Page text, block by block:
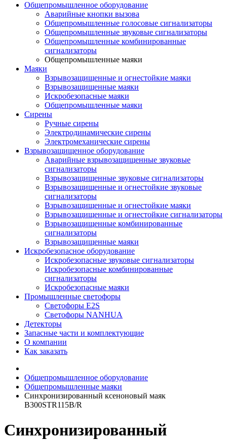
Общепромышленное оборудование
Аварийные кнопки вызова
Общепромышленные голосовые сигнализаторы
Общепромышленные звуковые сигнализаторы
Общепромышленные комбинированные
сигнализаторы
Общепромышленные маяки
Маяки
Взрывозащищенные и огнестойкие маяки
Взрывозащищенные маяки
Искробезопасные маяки
Общепромышленные маяки
Сирены
Ручные сирены
Электродинамические сирены
Электромеханические сирены
Взрывозащищенное оборудование
Аварийные взрывозащищенные звуковые
сигнализаторы
Взрывозащищенные звуковые сигнализаторы
Взрывозащищенные и огнестойкие звуковые
сигнализаторы
Взрывозащищенные и огнестойкие маяки
Взрывозащищенные и огнестойкие сигнализаторы
Взрывозащищенные комбинированные
сигнализаторы
Взрывозащищенные маяки
Искробезопасное оборудование
Искробезопасные звуковые сигнализаторы
Искробезопасные комбинированные
сигнализаторы
Искробезопасные маяки
Промышленные светофоры
Светофоры E2S
Светофоры NANHUA
Детекторы
Запасные части и комплектующие
О компании
Как заказать
Общепромышленное оборудование
Общепромышленные маяки
Синхронизированный ксеноновый маяк
B300STR115B/R
Синхронизированный